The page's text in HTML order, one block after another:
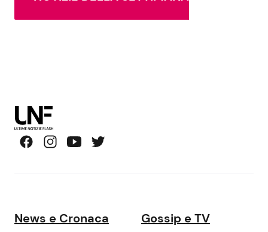
News e Cronaca Gossip e TV